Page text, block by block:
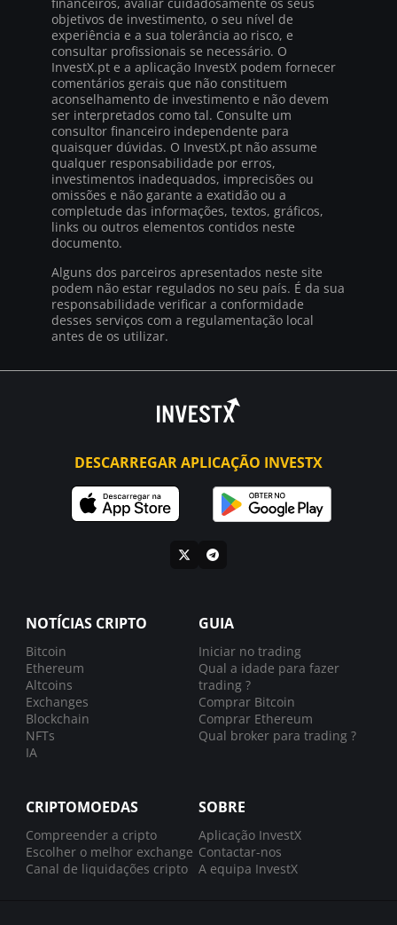
objetivos de investimento, o seu nível de
experiência e a sua tolerância ao risco, e
consultar profissionais se necessário. O
InvestX.pt e a aplicação InvestX podem fornecer
comentários gerais que não constituem
aconselhamento de investimento e não devem
ser interpretados como tal. Consulte um
consultor financeiro independente para
quaisquer dúvidas. O InvestX.pt não assume
qualquer responsabilidade por erros,
investimentos inadequados, imprecisões ou
omissões e não garante a exatidão ou a
completude das informações, textos, gráficos,
links ou outros elementos contidos neste
documento.
Alguns dos parceiros apresentados neste site
podem não estar regulados no seu país. É da sua
responsabilidade verificar a conformidade
desses serviços com a regulamentação local
antes de os utilizar.
DESCARREGAR APLICAÇÃO INVESTX
NOTÍCIAS CRIPTO
Bitcoin
Ethereum
Altcoins
Exchanges
Blockchain
NFTs
IA
GUIA
Iniciar no trading
Qual a idade para fazer
trading ?
Comprar Bitcoin
Comprar Ethereum
Qual broker para trading ?
CRIPTOMOEDAS
Compreender a cripto
Escolher o melhor exchange
Canal de liquidações cripto
SOBRE
Aplicação InvestX
Contactar-nos
A equipa InvestX